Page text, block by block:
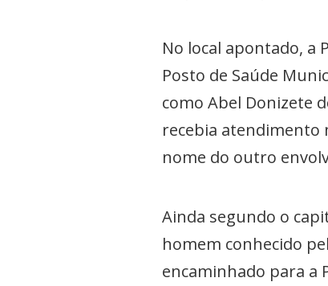
No local apontado, a
Posto de Saúde
como Abel Donizete
recebia atendimento
nome do outro
Ainda segundo o
homem conhecido
encaminhado para a